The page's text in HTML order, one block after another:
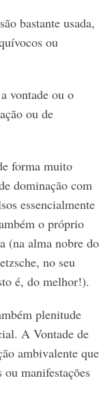
bastante usada,
ou
vontade ou o
ou de
forma muito
dominação com
essencialmente
o próprio
(na alma nobre do
no seu
é, do melhor!).
plenitude
A Vontade de
ambivalente que
ou manifestações